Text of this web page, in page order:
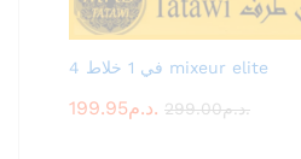
4 في 1 خلاط mixeur elite
199.95 د.م. 299.00 د.م.